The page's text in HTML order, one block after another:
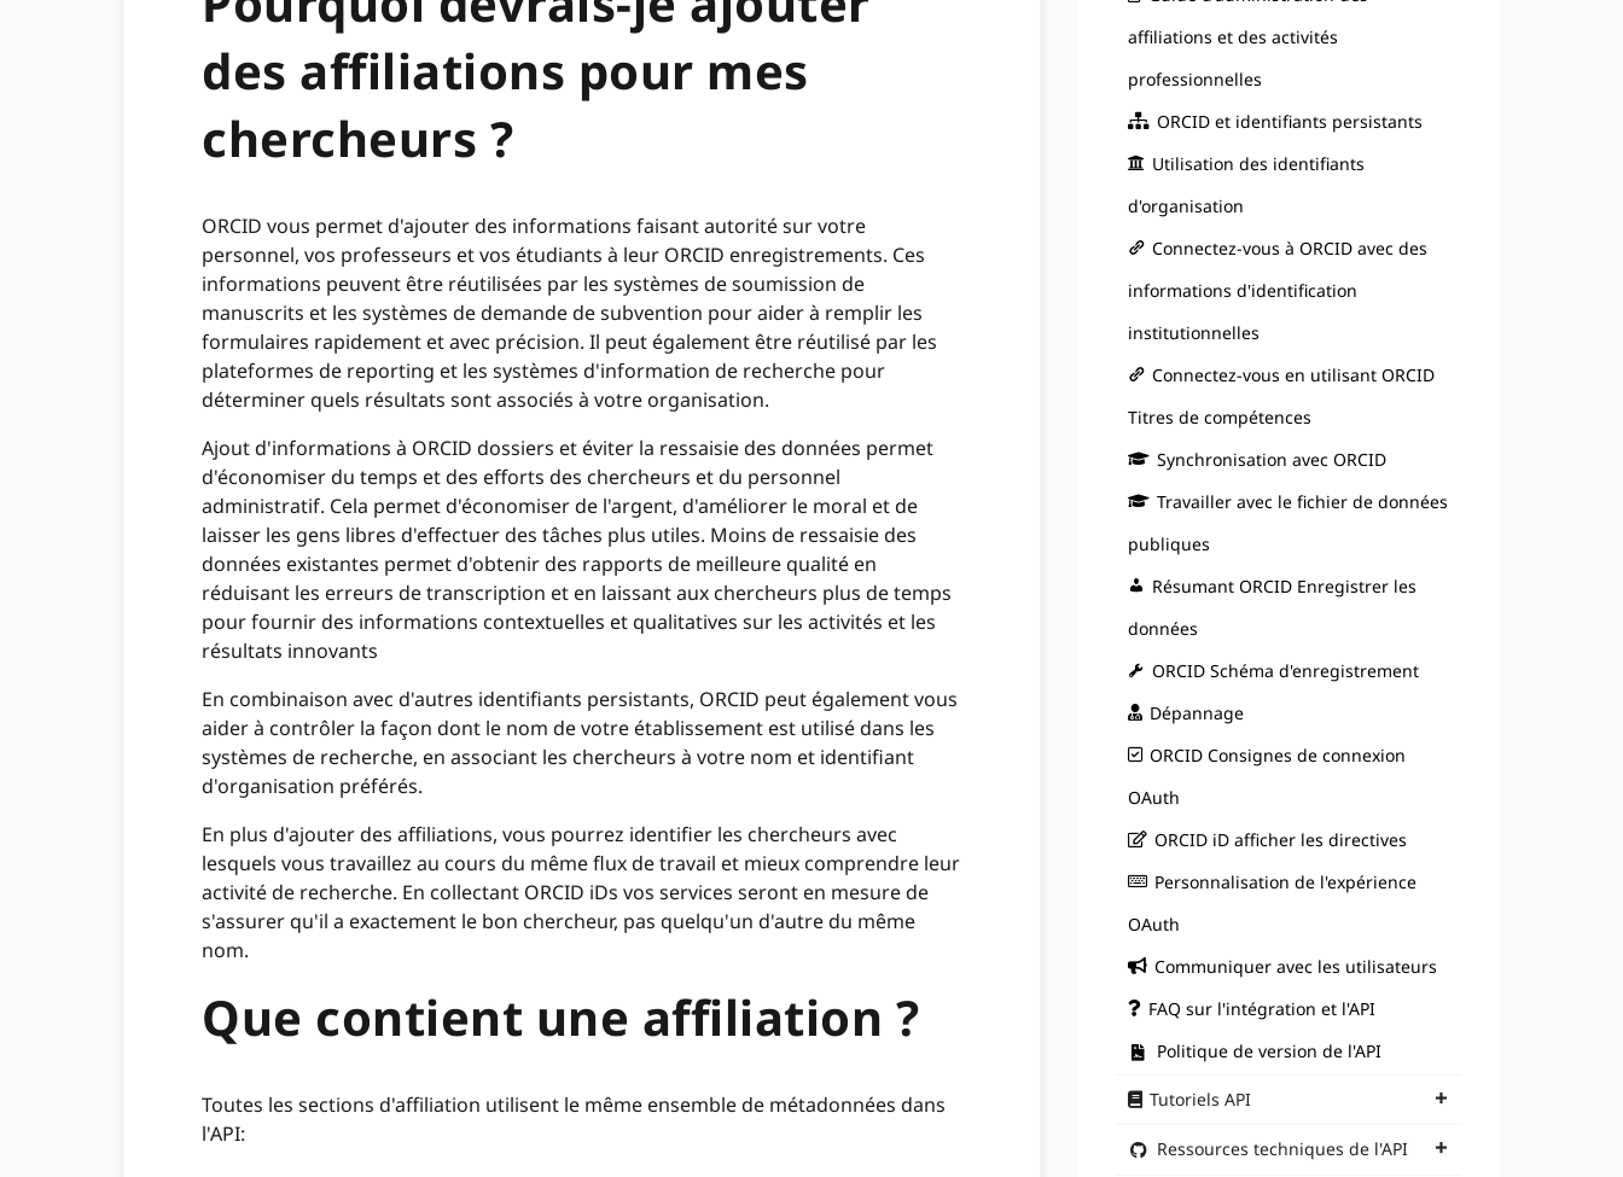
des affiliations pour mes
chercheurs ?
ORCID vous permet d'ajouter des informations faisant autorité sur votre
personnel, vos professeurs et vos étudiants à leur ORCID enregistrements. Ces
informations peuvent être réutilisées par les systèmes de soumission de
manuscrits et les systèmes de demande de subvention pour aider à remplir les
formulaires rapidement et avec précision. Il peut également être réutilisé par les
plateformes de reporting et les systèmes d'information de recherche pour
déterminer quels résultats sont associés à votre organisation.
Ajout d'informations à ORCID dossiers et éviter la ressaisie des données permet
d'économiser du temps et des efforts des chercheurs et du personnel
administratif. Cela permet d'économiser de l'argent, d'améliorer le moral et de
laisser les gens libres d'effectuer des tâches plus utiles. Moins de ressaisie des
données existantes permet d'obtenir des rapports de meilleure qualité en
réduisant les erreurs de transcription et en laissant aux chercheurs plus de temps
pour fournir des informations contextuelles et qualitatives sur les activités et les
résultats innovants
En combinaison avec d'autres identifiants persistants, ORCID peut également vous
aider à contrôler la façon dont le nom de votre établissement est utilisé dans les
systèmes de recherche, en associant les chercheurs à votre nom et identifiant
d'organisation préférés.
En plus d'ajouter des affiliations, vous pourrez identifier les chercheurs avec
lesquels vous travaillez au cours du même flux de travail et mieux comprendre leur
activité de recherche. En collectant ORCID iDs vos services seront en mesure de
s'assurer qu'il a exactement le bon chercheur, pas quelqu'un d'autre du même
nom.
Que contient une affiliation ?
Toutes les sections d'affiliation utilisent le même ensemble de métadonnées dans
l'API:
affiliations et des activités
professionnelles
ORCID et identifiants persistants
Utilisation des identifiants
d'organisation
Connectez-vous à ORCID avec des
informations d'identification
institutionnelles
Connectez-vous en utilisant ORCID
Titres de compétences
Synchronisation avec ORCID
Travailler avec le fichier de données
publiques
Résumant ORCID Enregistrer les
données
ORCID Schéma d'enregistrement
Dépannage
ORCID Consignes de connexion
OAuth
ORCID iD afficher les directives
Personnalisation de l'expérience
OAuth
Communiquer avec les utilisateurs
FAQ sur l'intégration et l'API
Politique de version de l'API
Tutoriels API
Ressources techniques de l'API